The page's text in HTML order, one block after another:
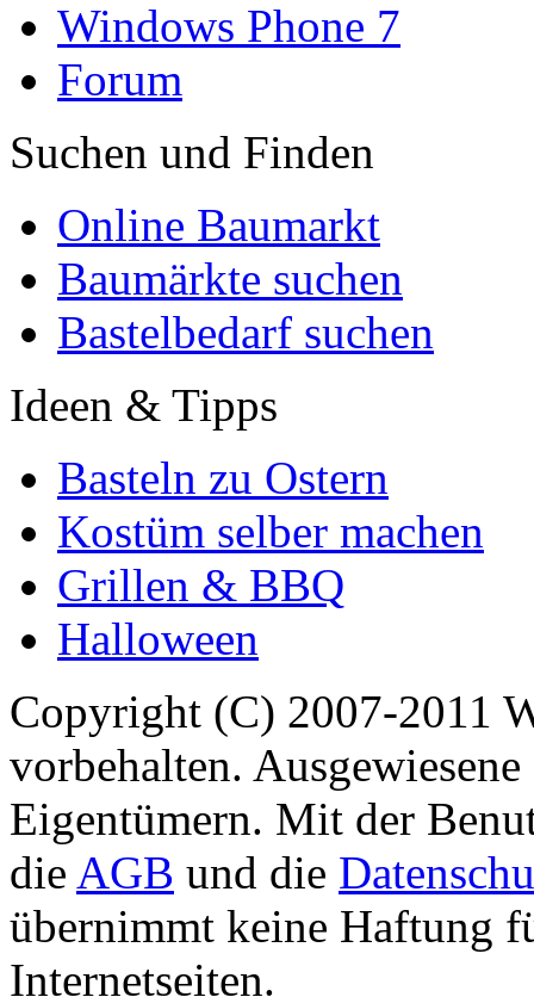
Windows Phone 7
Forum
Suchen und Finden
Online Baumarkt
Baumärkte suchen
Bastelbedarf suchen
Ideen & Tipps
Basteln zu Ostern
Kostüm selber machen
Grillen & BBQ
Halloween
Copyright (C) 2007-2011
vorbehalten.
Eigentümern. Mit der
die AGB und die
übernimmt keine Haftung
Internetseiten.